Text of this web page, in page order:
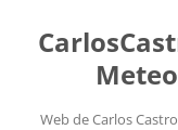
contenido
Web de Carlos